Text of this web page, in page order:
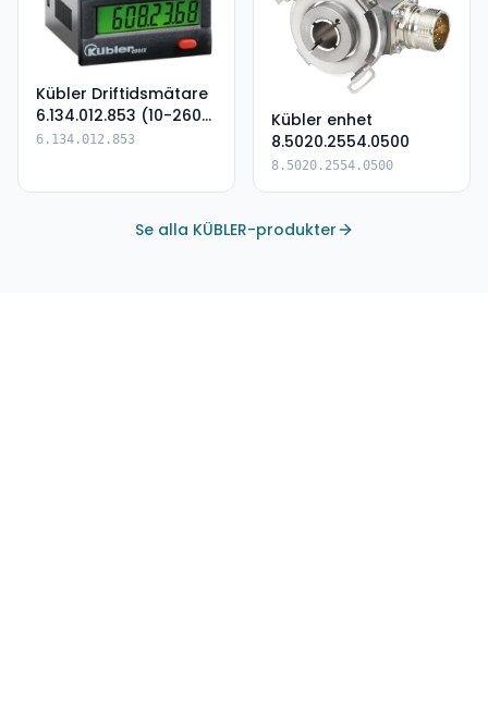
Kübler Driftidsmätare
6.134.012.853 (10-260
AC/DC PNP)
6.134.012.853
Kübler enhet
8.5020.2554.0500
8.5020.2554.0500
Se alla KÜBLER-produkter